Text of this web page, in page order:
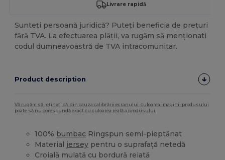
Livrare rapidă
Sunteți persoană juridică? Puteți beneficia de prețuri
fără TVA. La efectuarea plății, va rugăm să menționati
codul dumneavoastră de TVA intracomunitar.
Product description
Vă rugăm să rețineți că, din cauza calibrării ecranului, culoarea imaginii produsului
poate să nu corespundă exact cu culoarea reală a produsului.
100% bumbac Ringspun semi-pieptănat
Material jersey pentru o suprafață netedă
Croială mulată cu bordură reiată